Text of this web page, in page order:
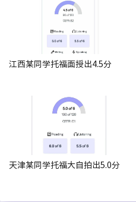
江西某同学托福面授出4.5分
天津某同学托福大自拍出5.0分